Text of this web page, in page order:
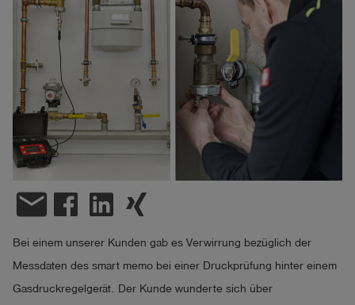
uns
Karriere
Kontakt
Deutsch
account_circle Anmelden
shieldRegistrierung
email
Bei einem unserer Kunden gab es Verwirrung bezüglich der
Messdaten des smart memo bei einer Druckprüfung hinter einem
Gasdruckregelgerät. Der Kunde wunderte sich über